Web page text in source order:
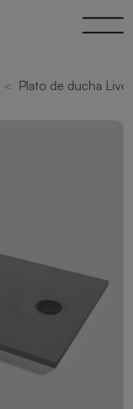
< Plato de ducha